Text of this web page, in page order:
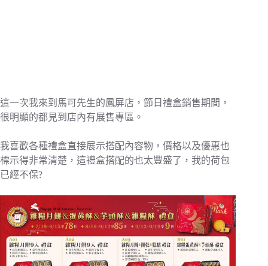
這一次我來到馬可先生的鳳屏店，節日禮盒銷售期間，
很明顯的都見到店內有展售專區。
我喜歡各種禮盒直接展示搭配內容物，價格以及優惠也
標示得非常清楚，這禮盒搭配的也太豐盛了，我的荷包
已經不保?